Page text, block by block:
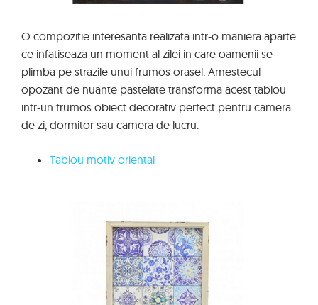
O compozitie interesanta realizata intr-o maniera aparte
ce infatiseaza un moment al zilei in care oamenii se
plimba pe strazile unui frumos orasel. Amestecul
opozant de nuante pastelate transforma acest tablou
intr-un frumos obiect decorativ perfect pentru camera
de zi, dormitor sau camera de lucru.
Tablou motiv oriental